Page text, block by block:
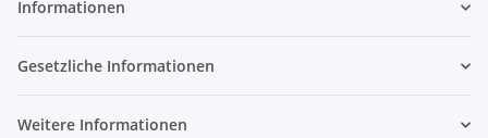
Informationen
Gesetzliche Informationen
Weitere Informationen